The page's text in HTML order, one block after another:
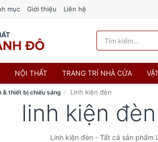
mục Giới thiệu Liên hệ
NỘI THẤT TRANG TRÍ NHÀ CỬA
& thiết bị chiếu sáng Linh kiện đèn
linh kiện
Linh kiện đèn - Tất cả sản